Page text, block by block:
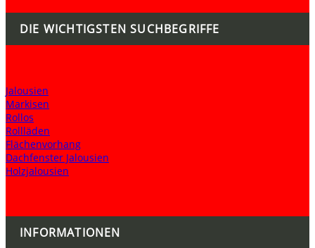
DIE WICHTIGSTEN SUCHBEGRIFFE
Jalousien
Markisen
Rollos
Rollläden
Flächenvorhang
Dachfenster Jalousien
Holzjalousien
INFORMATIONEN